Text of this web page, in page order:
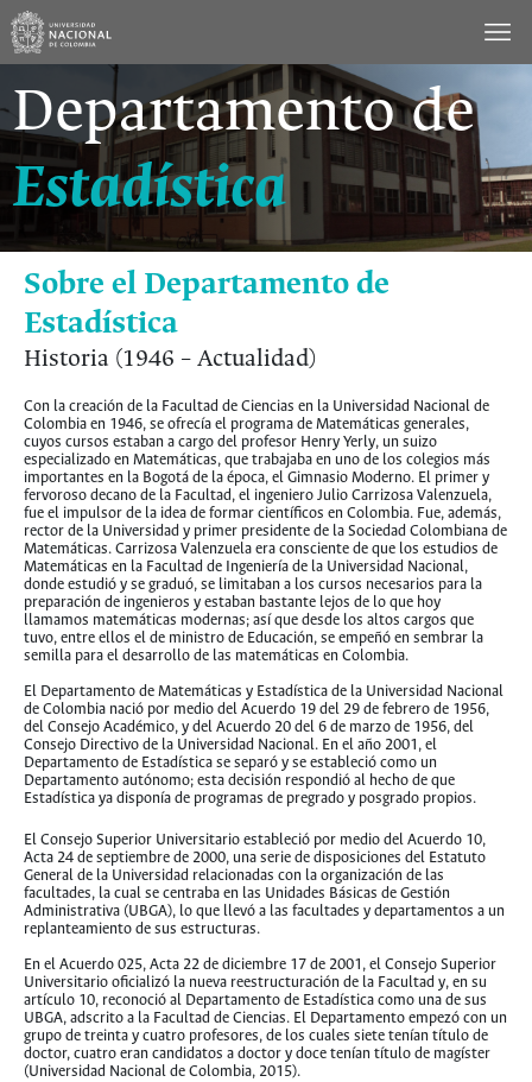
Saltar
contenido
Departamento de
Estadística
Sobre el Departamento de
Estadística
Historia (1946 – Actualidad)
Con la creación de la Facultad de Ciencias en la Universidad Nacional de
Colombia en 1946, se ofrecía el programa de Matemáticas generales,
cuyos cursos estaban a cargo del profesor Henry Yerly, un suizo
especializado en Matemáticas, que trabajaba en uno de los colegios más
importantes en la Bogotá de la época, el Gimnasio Moderno. El primer y
fervoroso decano de la Facultad, el ingeniero Julio Carrizosa Valenzuela,
fue el impulsor de la idea de formar científicos en Colombia. Fue, además,
rector de la Universidad y primer presidente de la Sociedad Colombiana de
Matemáticas. Carrizosa Valenzuela era consciente de que los estudios de
Matemáticas en la Facultad de Ingeniería de la Universidad Nacional,
donde estudió y se graduó, se limitaban a los cursos necesarios para la
preparación de ingenieros y estaban bastante lejos de lo que hoy
llamamos matemáticas modernas; así que desde los altos cargos que
tuvo, entre ellos el de ministro de Educación, se empeñó en sembrar la
semilla para el desarrollo de las matemáticas en Colombia.
El Departamento de Matemáticas y Estadística de la Universidad Nacional
de Colombia nació por medio del Acuerdo 19 del 29 de febrero de 1956,
del Consejo Académico, y del Acuerdo 20 del 6 de marzo de 1956, del
Consejo Directivo de la Universidad Nacional. En el año 2001, el
Departamento de Estadística se separó y se estableció como un
Departamento autónomo; esta decisión respondió al hecho de que
Estadística ya disponía de programas de pregrado y posgrado propios.
El Consejo Superior Universitario estableció por medio del Acuerdo 10,
Acta 24 de septiembre de 2000, una serie de disposiciones del Estatuto
General de la Universidad relacionadas con la organización de las
facultades, la cual se centraba en las Unidades Básicas de Gestión
Administrativa (UBGA), lo que llevó a las facultades y departamentos a un
replanteamiento de sus estructuras.
En el Acuerdo 025, Acta 22 de diciembre 17 de 2001, el Consejo Superior
Universitario oficializó la nueva reestructuración de la Facultad y, en su
artículo 10, reconoció al Departamento de Estadística como una de sus
UBGA, adscrito a la Facultad de Ciencias. El Departamento empezó con un
grupo de treinta y cuatro profesores, de los cuales siete tenían título de
doctor, cuatro eran candidatos a doctor y doce tenían título de magíster
(Universidad Nacional de Colombia, 2015).